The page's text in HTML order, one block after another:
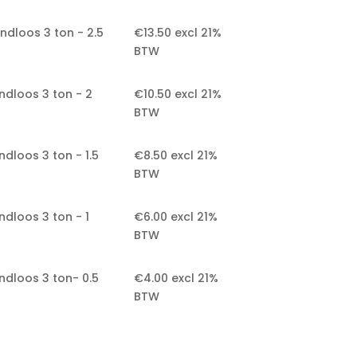
3 ton - 2.5
€13.50 excl 21%
BTW
3 ton - 2
€10.50 excl 21%
BTW
3 ton - 1.5
€8.50 excl 21%
BTW
3 ton - 1
€6.00 excl 21%
BTW
3 ton- 0.5
€4.00 excl 21%
BTW